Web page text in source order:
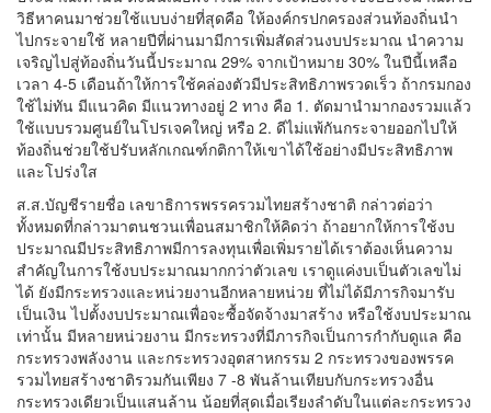
วิธีหาคนมาช่วยใช้แบบง่ายที่สุดคือ ให้องค์กรปกครองส่วนท้องถิ่นนำ
ไปกระจายใช้ หลายปีที่ผ่านมามีการเพิ่มสัดส่วนงบประมาณ นำความ
เจริญไปสู่ท้องถิ่นวันนี้ประมาณ 29% จากเป้าหมาย 30% ในปีนี้เหลือ
เวลา 4-5 เดือนถ้าให้การใช้คล่องตัวมีประสิทธิภาพรวดเร็ว ถ้ากรมกอง
ใช้ไม่ทัน มีแนวคิด มีแนวทางอยู่ 2 ทาง คือ 1. ตัดมานำมากองรวมแล้ว
ใช้แบบรวมศูนย์ในโปรเจคใหญ่ หรือ 2. ดีไม่แพ้กันกระจายออกไปให้
ท้องถิ่นช่วยใช้ปรับหลักเกณฑ์กติกาให้เขาได้ใช้อย่างมีประสิทธิภาพ
และโปร่งใส
ส.ส.บัญชีรายชื่อ เลขาธิการพรรครวมไทยสร้างชาติ กล่าวต่อว่า
ทั้งหมดที่กล่าวมาตนชวนเพื่อนสมาชิกให้คิดว่า ถ้าอยากให้การใช้งบ
ประมาณมีประสิทธิภาพมีการลงทุนเพื่อเพิ่มรายได้เราต้องเห็นความ
สำคัญในการใช้งบประมาณมากกว่าตัวเลข เราดูแค่งบเป็นตัวเลขไม่
ได้ ยังมีกระทรวงและหน่วยงานอีกหลายหน่วย ที่ไม่ได้มีภารกิจมารับ
เป็นเงิน ไปตั้งงบประมาณเพื่อจะซื้อจัดจ้างมาสร้าง หรือใช้งบประมาณ
เท่านั้น มีหลายหน่วยงาน มีกระทรวงที่มีภารกิจเป็นการกำกับดูแล คือ
กระทรวงพลังงาน และกระทรวงอุตสาหกรรม 2 กระทรวงของพรรค
รวมไทยสร้างชาติรวมกันเพียง 7 -8 พันล้านเทียบกับกระทรวงอื่น
กระทรวงเดียวเป็นแสนล้าน น้อยที่สุดเมื่อเรียงลำดับในแต่ละกระทรวง